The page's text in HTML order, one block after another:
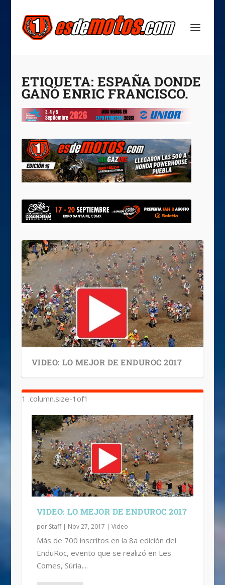
ETIQUETA: ESPAÑA DONDE
GANÓ ENRIC FRANCISCO.
VIDEO: LO MEJOR DE ENDUROC 2017
VIDEO: LO MEJOR DE ENDUROC 2017
por Staff| Nov 27, 2017 | Video
Más de 700 inscritos en la 8a edición del
EnduRoc, evento que se realizó en Les
Comes, Súria,...